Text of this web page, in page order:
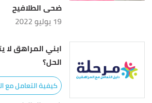
ضحى الطلافيح
19 يوليو 2022
ابني المراهق لا
الحل؟
كيفية التعامل مع